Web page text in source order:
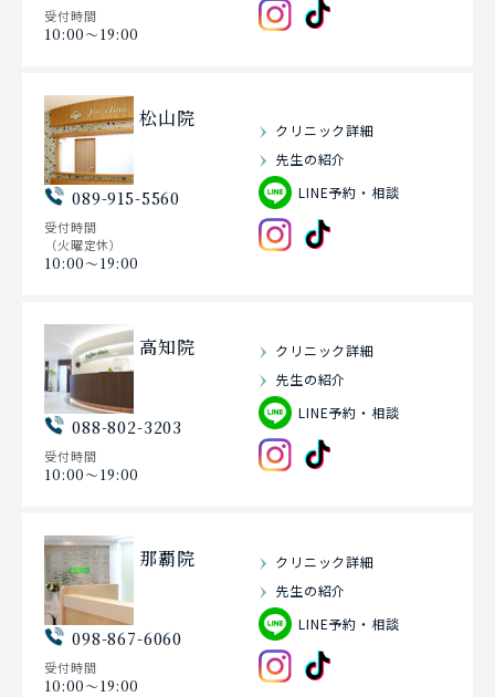
受付時間
10:00〜19:00
松山院
089-915-5560
受付時間
（火曜定休）
10:00〜19:00
クリニック詳細
先生の紹介
LINE予約・相談
高知院
088-802-3203
受付時間
10:00〜19:00
クリニック詳細
先生の紹介
LINE予約・相談
那覇院
098-867-6060
受付時間
10:00〜19:00
クリニック詳細
先生の紹介
LINE予約・相談